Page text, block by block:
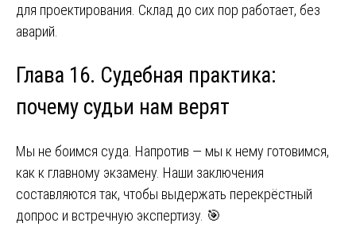
для проектирования. Склад до сих пор работает, без
аварий.
Глава 16. Судебная практика:
почему судьи нам верят
Мы не боимся суда. Напротив — мы к нему готовимся,
как к главному экзамену. Наши заключения
составляются так, чтобы выдержать перекрёстный
допрос и встречную экспертизу. 🎯